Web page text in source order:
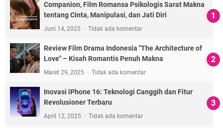
Companion, Film Romansa Psikologis Sarat Makna
tentang Cinta, Manipulasi, dan Jati Diri
Juni 14, 2025 Tidak ada komentar
Review Film Drama Indonesia "The Architecture of
Love" – Kisah Romantis Penuh Makna
Maret 29, 2025 Tidak ada komentar
Inovasi iPhone 16: Teknologi Canggih dan Fitur
Revolusioner Terbaru
April 12, 2025 Tidak ada komentar